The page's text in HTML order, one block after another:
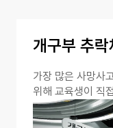
개구부 추락
가장 많은 사망사
위해 교육생이 직